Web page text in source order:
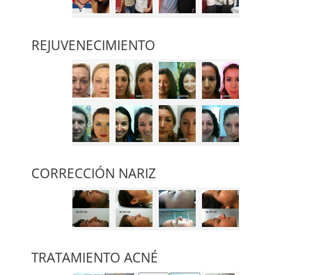
REJUVENECIMIENTO
CORRECCIÓN NARIZ
TRATAMIENTO ACNÉ